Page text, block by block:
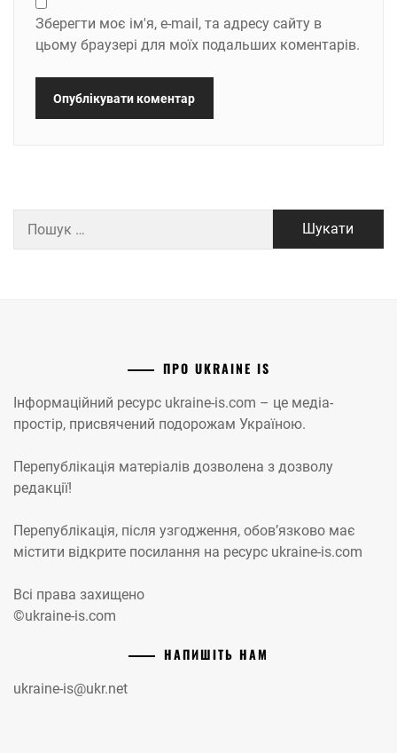
Зберегти моє ім'я, e-mail, та адресу сайту в
цьому браузері для моїх подальших коментарів.
ПРО UKRAINE IS
Інформаційний ресурс ukraine-is.com – це медіа-
простір, присвячений подорожам Україною.
Перепублікація матеріалів дозволена з дозволу
редакції!
Перепублікація, після узгодження, обов’язково має
містити відкрите посилання на ресурс ukraine-is.com
Всі права захищено
©ukraine-is.com
НАПИШІТЬ НАМ
ukraine-is@ukr.net